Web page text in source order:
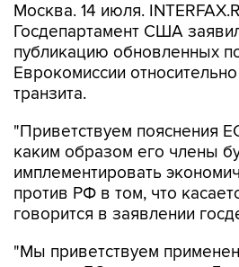
Москва. 14 июля.
Госдепартамент США
публикацию обновленных
Еврокомиссии
транзита.
"Приветствуем пояснения
каким образом его члены
имплементировать
против РФ в том, что
говорится в заявлении
"Мы приветствуем